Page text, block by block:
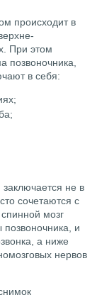
происходит в
При этом
позвоночника,
в себя:
не в
сочетаются с
мозг
и
а ниже
нервов